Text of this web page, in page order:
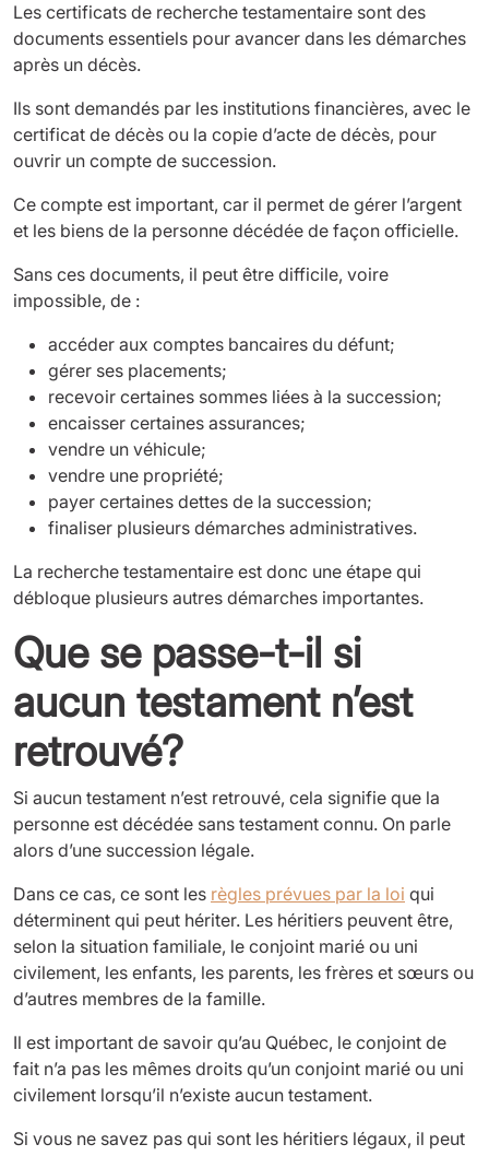
Les certificats de recherche testamentaire sont des
documents essentiels pour avancer dans les démarches
après un décès.
Ils sont demandés par les institutions financières, avec le
certificat de décès ou la copie d’acte de décès, pour
ouvrir un compte de succession.
Ce compte est important, car il permet de gérer l’argent
et les biens de la personne décédée de façon officielle.
Sans ces documents, il peut être difficile, voire
impossible, de :
accéder aux comptes bancaires du défunt;
gérer ses placements;
recevoir certaines sommes liées à la succession;
encaisser certaines assurances;
vendre un véhicule;
vendre une propriété;
payer certaines dettes de la succession;
finaliser plusieurs démarches administratives.
La recherche testamentaire est donc une étape qui
débloque plusieurs autres démarches importantes.
Que se passe-t-il si
aucun testament n’est
retrouvé?
Si aucun testament n’est retrouvé, cela signifie que la
personne est décédée sans testament connu. On parle
alors d’une succession légale.
Dans ce cas, ce sont les règles prévues par la loi qui
déterminent qui peut hériter. Les héritiers peuvent être,
selon la situation familiale, le conjoint marié ou uni
civilement, les enfants, les parents, les frères et sœurs ou
d’autres membres de la famille.
Il est important de savoir qu’au Québec, le conjoint de
fait n’a pas les mêmes droits qu’un conjoint marié ou uni
civilement lorsqu’il n’existe aucun testament.
Si vous ne savez pas qui sont les héritiers légaux, il peut